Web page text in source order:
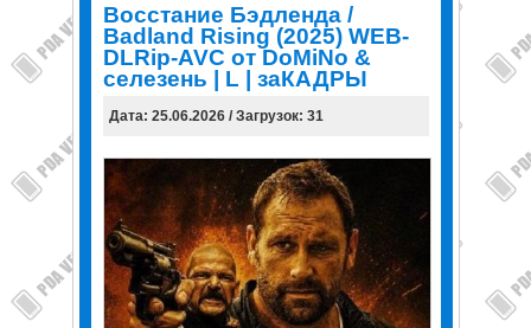
Восстание Бэдленда /
Badland Rising (2025) WEB-
DLRip-AVC от DoMiNo &
селезень | L | заКАДРЫ
Дата: 25.06.2026 / Загрузок: 31